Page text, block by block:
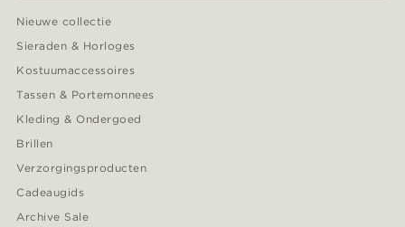
Nieuwe collectie
Sieraden & Horloges
Kostuumaccessoires
Tassen & Portemonnees
Kleding & Ondergoed
Brillen
Verzorgingsproducten
Cadeaugids
Archive Sale